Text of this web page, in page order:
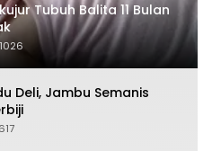
Tubuh Balita 11 Bulan
Deli, Jambu Semanis